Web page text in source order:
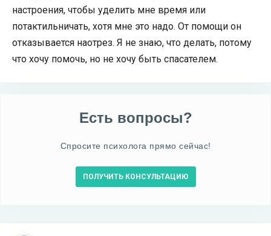
настроения, чтобы уделить мне время или
потактильничать, хотя мне это надо. От помощи он
отказывается наотрез. Я не знаю, что делать, потому
что хочу помочь, но не хочу быть спасателем.
Есть вопросы?
Спросите психолога прямо сейчас!
ПОЛУЧИТЬ КОНСУЛЬТАЦИЮ